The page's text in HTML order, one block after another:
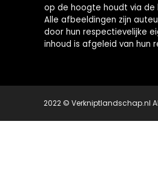
op de hoogte houdt via
Alle afbeeldingen zijn
door hun respectievelijke
inhoud is afgeleid van hun
2022 © Verkniptlandschap.nl